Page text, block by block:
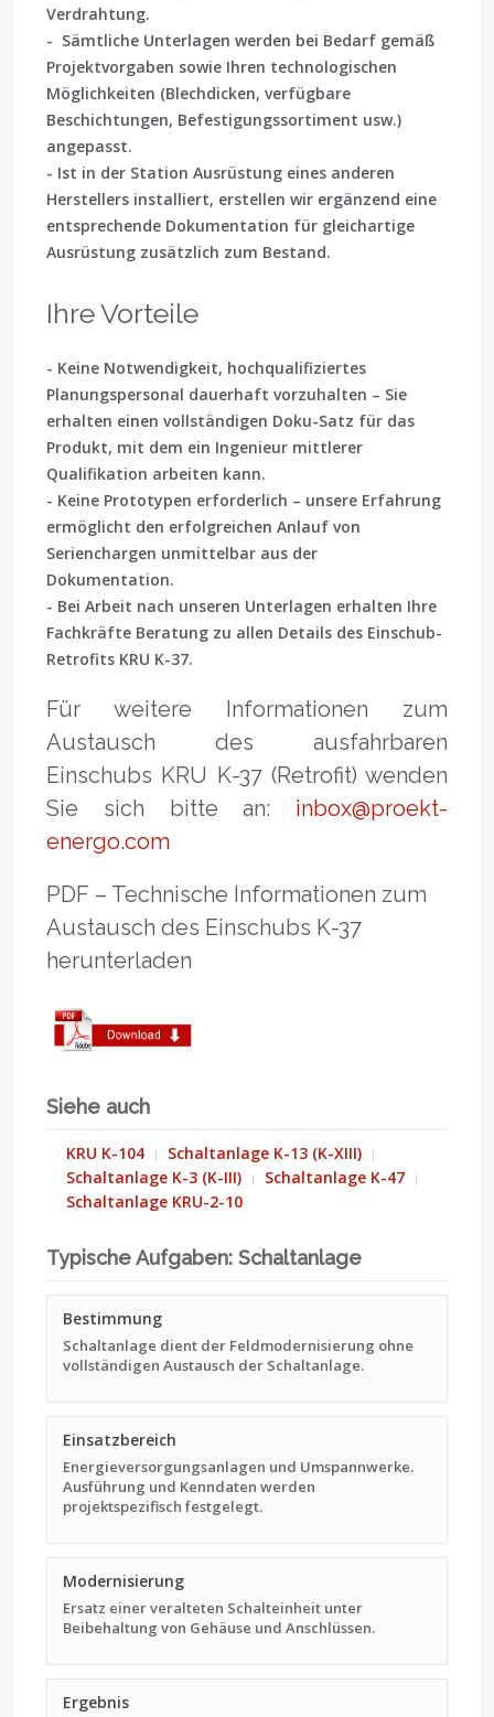
Verdrahtung.
- Sämtliche Unterlagen werden bei Bedarf gemäß
Projektvorgaben sowie Ihren technologischen
Möglichkeiten (Blechdicken, verfügbare
Beschichtungen, Befestigungssortiment usw.)
angepasst.
- Ist in der Station Ausrüstung eines anderen
Herstellers installiert, erstellen wir ergänzend eine
entsprechende Dokumentation für gleichartige
Ausrüstung zusätzlich zum Bestand.
Ihre Vorteile
- Keine Notwendigkeit, hochqualifiziertes
Planungspersonal dauerhaft vorzuhalten – Sie
erhalten einen vollständigen Doku-Satz für das
Produkt, mit dem ein Ingenieur mittlerer
Qualifikation arbeiten kann.
- Keine Prototypen erforderlich – unsere Erfahrung
ermöglicht den erfolgreichen Anlauf von
Serienchargen unmittelbar aus der
Dokumentation.
- Bei Arbeit nach unseren Unterlagen erhalten Ihre
Fachkräfte Beratung zu allen Details des Einschub-
Retrofits KRU K-37.
Für weitere Informationen zum
Austausch des ausfahrbaren
Einschubs KRU K-37 (Retrofit) wenden
Sie sich bitte an: inbox@proekt-
energo.com
PDF – Technische Informationen zum
Austausch des Einschubs K-37
herunterladen
Siehe auch
KRU K-104
Schaltanlage K-13 (K-XIII)
Schaltanlage K-3 (K-III)
Schaltanlage K-47
Schaltanlage KRU-2-10
Typische Aufgaben: Schaltanlage
Bestimmung
Schaltanlage dient der Feldmodernisierung ohne
vollständigen Austausch der Schaltanlage.
Einsatzbereich
Energieversorgungsanlagen und Umspannwerke.
Ausführung und Kenndaten werden
projektspezifisch festgelegt.
Modernisierung
Ersatz einer veralteten Schalteinheit unter
Beibehaltung von Gehäuse und Anschlüssen.
Ergebnis